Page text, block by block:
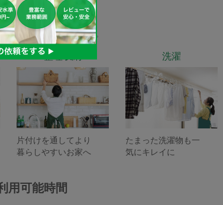
ービスの種類
ビスは下記となります。
整理収納
片付けを通してより
暮らしやすいお家へ
洗濯
たまった洗濯物も一
気にキレイに
用可能時間